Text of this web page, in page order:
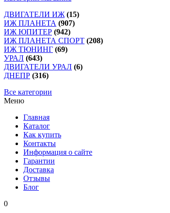
ДВИГАТЕЛИ ИЖ (15)
ИЖ ПЛАНЕТА (907)
ИЖ ЮПИТЕР (942)
ИЖ ПЛАНЕТА СПОРТ (208)
ИЖ ТЮНИНГ (69)
УРАЛ (643)
ДВИГАТЕЛИ УРАЛ (6)
ДНЕПР (316)
Все категории
Меню
Главная
Каталог
Как купить
Контакты
Информация о сайте
Гарантии
Доставка
Отзывы
Блог
0